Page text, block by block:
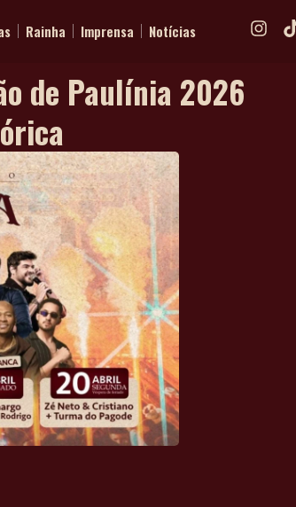
Rainha Imprensa Notícias
de Paulínia 2026